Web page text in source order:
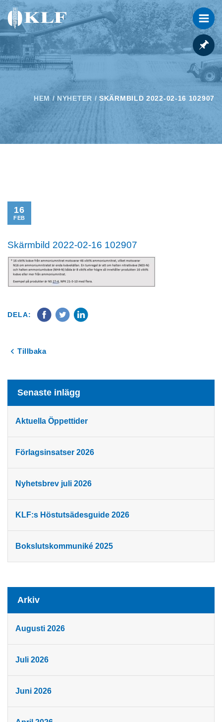
HEM / NYHETER /SKÄRMBILD 2022-02-16 102907
16
FEB
Skärmbild 2022-02-16 102907
DELA:
Tillbaka
Senaste inlägg
Aktuella Öppettider
Förlagsinsatser 2026
Nyhetsbrev juli 2026
KLF:s Höstutsädesguide 2026
Bokslutskommuniké 2025
Arkiv
Augusti 2026
Juli 2026
Juni 2026